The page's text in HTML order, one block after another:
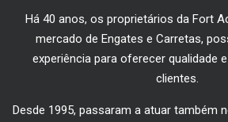
Há 40 anos, os proprietários da Fort
mercado de Engates e Carretas,
experiência para oferecer qualidade
clientes.
Desde 1995, passaram a atuar também